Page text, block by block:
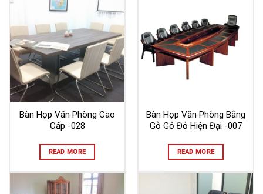
Bàn Họp Văn Phòng Cao
Cấp -028
READ MORE
Bàn Họp Văn Phòng Bằng
Gỗ Gỏ Đỏ Hiện Đại -007
READ MORE